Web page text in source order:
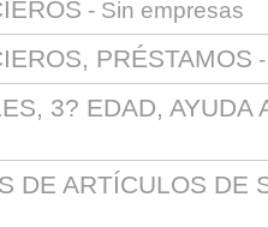
- Sin empresas
PRÉSTAMOS
3? EDAD, AYUDA
DE ARTÍCULOS DE